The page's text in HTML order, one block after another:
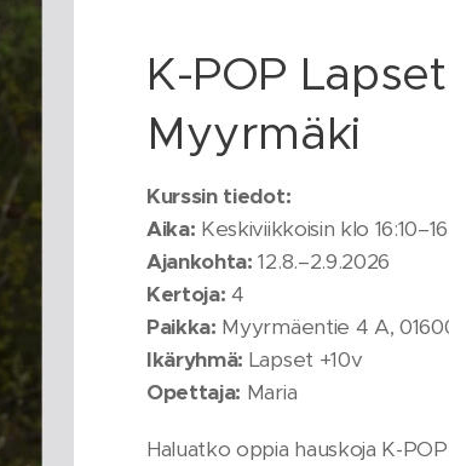
K-POP
Myyrmäki
Kurssin tiedot:
Aika: Keskiviikkoisin klo
Ajankohta: 12.8.–2.9.2026
Kertoja: 4
Paikka: Myyrmäentie 4 A,
Ikäryhmä: Lapset +10v
Opettaja: Maria
Haluatko oppia hauskoja K-